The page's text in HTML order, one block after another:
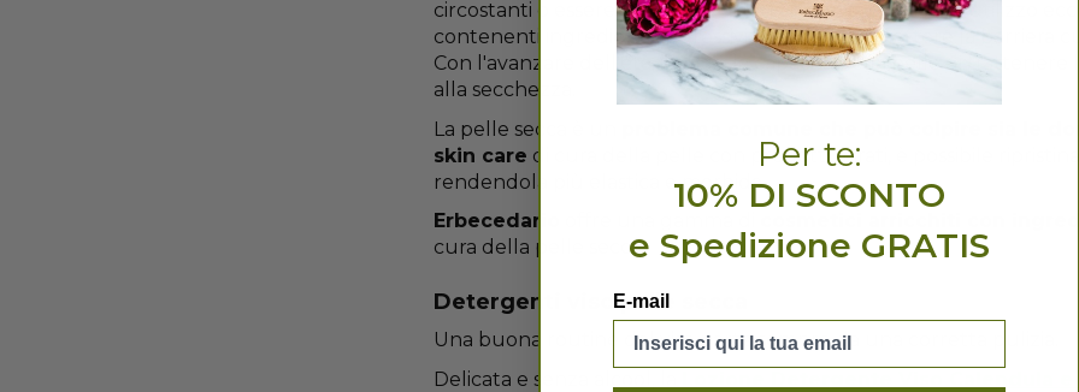
circostanti o essere il risultato di fattori genetici. Anche l'utilizzo
contenenti ingredienti aggressivi può compromettere la barriera
Con l'avanzare dell'età, inoltre, la capacità della pelle di
alla secchezza.
La pelle secca è un
skin care di cura della pelle con prodotti mirati, è possibile
rendendola più elastica e morbida.
Erbecedario
cura della pelle secca.
Detergenti viso pelle secca
Una buona routine del viso parte sempre da una corretta pulizia.
Delicata e senza alcool, la
Per te:
10% DI SCONTO
e Spedizione GRATIS
E-mail